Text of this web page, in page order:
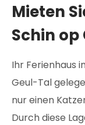
Mieten
Schin op
Ihr Ferienhaus
Geul-Tal
nur einen
Durch diese